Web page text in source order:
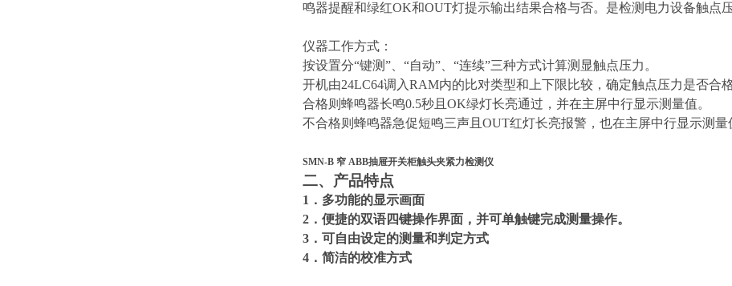
鸣器提醒和绿红OK和OUT灯提示输出结果合格与否。是检测电力设备触点
仪器工作方式：
按设置分“键测”、“自动”、“连续”三种方式计算测显触点压力。
开机由24LC64调入RAM内的比对类型和上下限比较，确定触点压力是否合格
合格则蜂鸣器长鸣0.5秒且OK绿灯长亮通过，并在主屏中行显示测量值。
不合格则蜂鸣器急促短鸣三声且OUT红灯长亮报警，也在主屏中行显示测量
SMN-B 窄 ABB抽屉开关柜触头夹紧力检测仪
二、产品特点
1．多功能的显示画面
2．便捷的双语四键操作界面，并可单触键完成测量操作。
3．可自由设定的测量和判定方式
4．简洁的校准方式